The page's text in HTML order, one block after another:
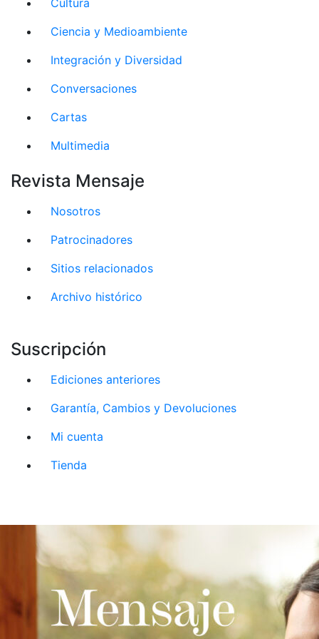
Ciencia y Medioambiente
Integración y Diversidad
Conversaciones
Cartas
Multimedia
Revista Mensaje
Nosotros
Patrocinadores
Sitios relacionados
Archivo histórico
Suscripción
Ediciones anteriores
Garantía, Cambios y Devoluciones
Mi cuenta
Tienda